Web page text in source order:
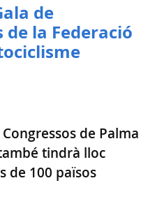
de
la Federació
de Palma
tindrà lloc
de 100 països